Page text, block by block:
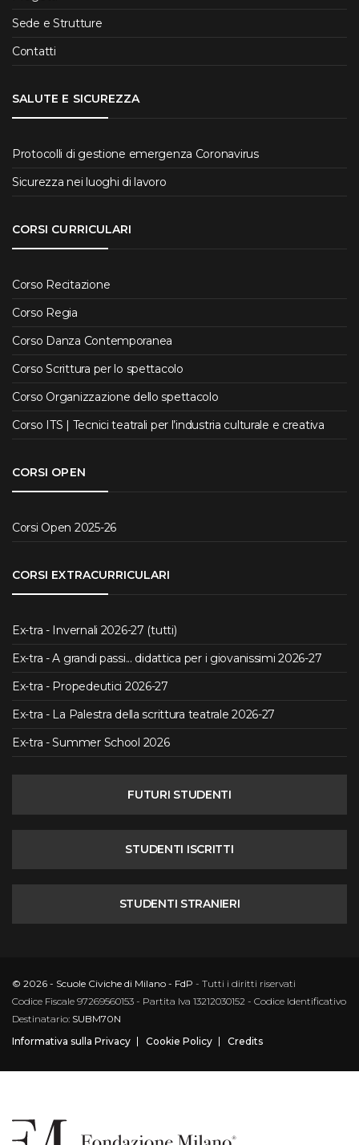
Sede e Strutture
Contatti
SALUTE E SICUREZZA
Protocolli di gestione emergenza Coronavirus
Sicurezza nei luoghi di lavoro
CORSI CURRICULARI
Corso Recitazione
Corso Regia
Corso Danza Contemporanea
Corso Scrittura per lo spettacolo
Corso Organizzazione dello spettacolo
Corso ITS | Tecnici teatrali per l’industria culturale e creativa
CORSI OPEN
Corsi Open 2025-26
CORSI EXTRACURRICULARI
Ex-tra - Invernali 2026-27 (tutti)
Ex-tra - A grandi passi... didattica per i giovanissimi 2026-27
Ex-tra - Propedeutici 2026-27
Ex-tra - La Palestra della scrittura teatrale 2026-27
Ex-tra - Summer School 2026
FUTURI STUDENTI
STUDENTI ISCRITTI
STUDENTI STRANIERI
© 2026 - Scuole Civiche di Milano - FdP - Tutti i diritti riservati
Codice Fiscale 97269560153 - Partita Iva 13212030152 - Codice Identificativo
Destinatario: SUBM70N
Informativa sulla Privacy
Cookie Policy Credits